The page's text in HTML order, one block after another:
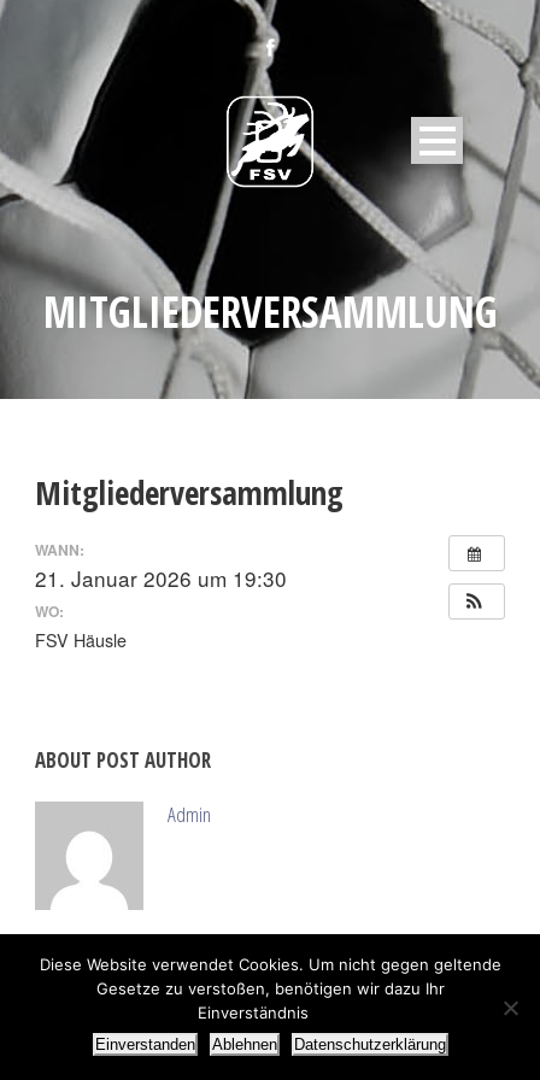
MITGLIEDERVERSAMMLUNG
Mitgliederversammlung
WANN:
21. Januar 2026 um 19:30
WO:
FSV Häusle
ABOUT POST AUTHOR
Admin
Diese Website verwendet Cookies. Um nicht gegen geltende
Gesetze zu verstoßen, benötigen wir dazu Ihr
Einverständnis
Einverstanden Ablehnen Datenschutzerklärung